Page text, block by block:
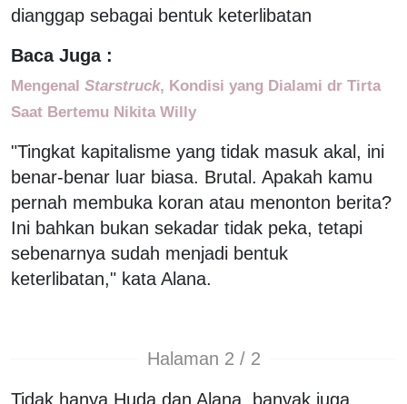
dianggap sebagai bentuk keterlibatan
Baca Juga :
Mengenal Starstruck, Kondisi yang Dialami dr Tirta
Saat Bertemu Nikita Willy
"Tingkat kapitalisme yang tidak masuk akal, ini
benar-benar luar biasa. Brutal. Apakah kamu
pernah membuka koran atau menonton berita?
Ini bahkan bukan sekadar tidak peka, tetapi
sebenarnya sudah menjadi bentuk
keterlibatan," kata Alana.
Halaman 2 / 2
Tidak hanya Huda dan Alana, banyak juga